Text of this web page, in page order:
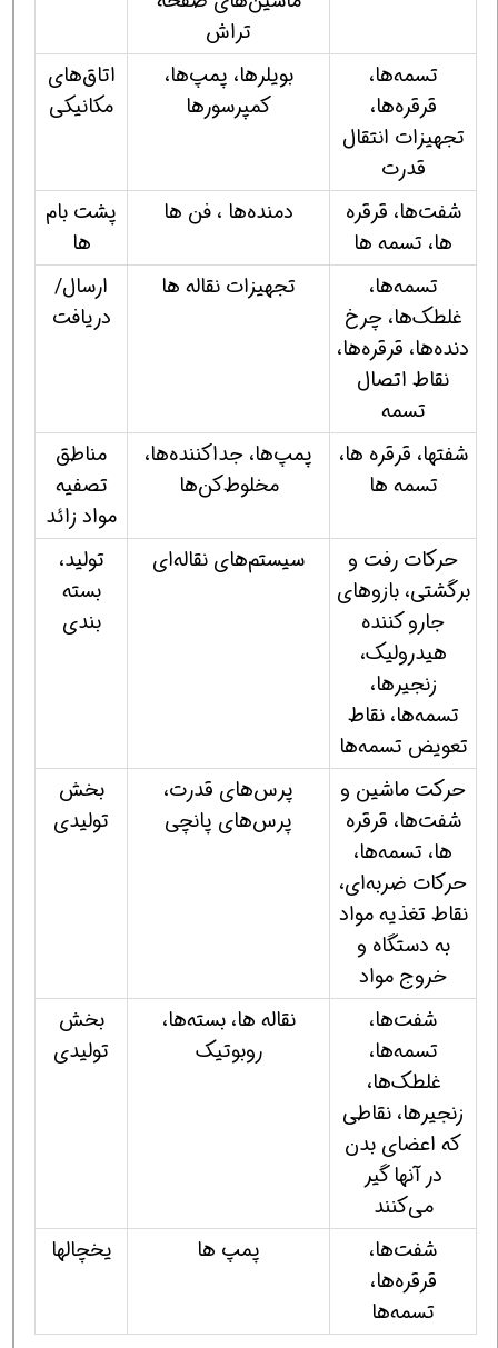
تراش
تسمه‌ها،
قرقره‌ها،
تجهیزات انتقال
قدرت
بویلرها، پمپ‌ها،
كمپرسورها
اتاق‌های
مكانیكی
شفت‌ها، قرقره
ها، تسمه ها
دمنده‌ها ، فن ها
پشت بام
ها
تسمه‌ها،
غلطك‌ها، چرخ
دنده‌ها، قرقره‌ها،
نقاط اتصال
تسمه
تجهیزات نقاله ها
ارسال/
دریافت
شفتها، قرقره ها،
تسمه ها
پمپ‌ها، جداكننده‌ها،
مخلوط‌كن‌ها
مناطق
تصفیه
مواد زائد
حركات رفت و
برگشتی، بازوهای
جارو كننده
هیدرولیك،
زنجیرها،
تسمه‌ها، نقاط
تعویض تسمه‌ها
سیستم‌های نقاله‌ای
تولید،
بسته
بندی
حركت ماشین و
شفت‌ها، قرقره
ها، تسمه‌ها،
حركات ضربه‌ای،
نقاط تغذیه مواد
به دستگاه و
خروج مواد
پرس‌های قدرت،
پرس‌های پانچی
بخش
تولیدی
شفت‌ها،
تسمه‌ها،
غلطك‌ها،
زنجیرها، نقاطی
كه اعضای بدن
در آنها گیر
می‌كنند
نقاله ها، بسته‌ها،
روبوتیك
بخش
تولیدی
شفت‌ها،
قرقره‌ها،
تسمه‌ها
پمپ ها یخچالها